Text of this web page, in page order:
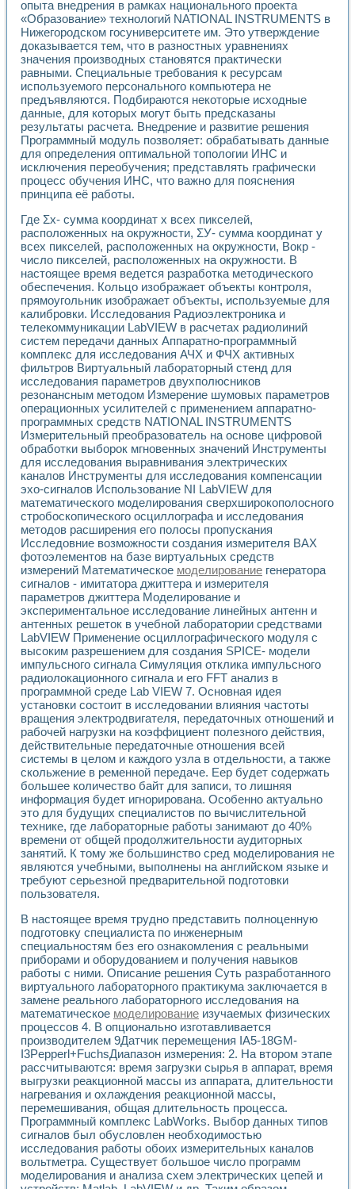
Лабораторные практикумы по информационно-
Виртуальный измеритель частотных характеристик на
Лабораторный практикум по основам теории Коммутации
Разработка виртуальной лабораторной работы
Виртуальные практикумы по электротехнике в среде
Из опыта внедрения в рамках национального проекта
Исследование эффективности решателей
Опыт разработки LabVIEW лабораторных практикумов
Проблемы повышения качества образования и
Развитие LabVIEW лабораторного практикума по
Разработка виртуальной лаборатории по электротехнике
Усовершенствованные алгоритмы частотного анализа
Об опыте работы учебного центра «Технологии
Система диагностики двигателей постоянного тока
Автоматизированный стенд формирования
Лабораторный практикум по курсу ИИС на базе
Партнеры
Академические и отраслевые институты
Учебные заведения
Бизнес
Контакты
опыта внедрения в рамках национального проекта
«Образование» технологий NATIONAL INSTRUMENTS в
Нижегородском госуниверситете им. Это утверждение
доказывается тем, что в разностных уравнениях
значения производных становятся практически
равными. Специальные требования к ресурсам
используемого персонального компьютера не
предъявляются. Подбираются некоторые исходные
данные, для которых могут быть предсказаны
результаты расчета. Внедрение и развитие решения
Программный модуль позволяет: обрабатывать данные
для определения оптимальной топологии ИНС и
исключения переобучения; представлять графически
процесс обучения ИНС, что важно для пояснения
принципа её работы.
Где Σх- сумма координат х всех пикселей,
расположенных на окружности, ΣУ- сумма координат у
всех пикселей, расположенных на окружности, Вокр -
число пикселей, расположенных на окружности. В
настоящее время ведется разработка методического
обеспечения. Кольцо изображает объекты контроля,
прямоугольник изображает объекты, используемые для
калибровки. Исследования Радиоэлектроника и
телекоммуникации LabVIEW в расчетах радиолиний
систем передачи данных Аппаратно-программный
комплекс для исследования АЧХ и ФЧХ активных
фильтров Виртуальный лабораторный стенд для
исследования параметров двухполюсников
резонансным методом Измерение шумовых параметров
операционных усилителей с применением аппаратно-
программных средств NATIONAL INSTRUMENTS
Измерительный преобразователь на основе цифровой
обработки выборок мгновенных значений Инструменты
для исследования выравнивания электрических
каналов Инструменты для исследования компенсации
эхо-сигналов Использование NI LabVIEW для
математического моделирования сверхширокополосного
стробоскопического осциллографа и исследования
методов расширения его полосы пропускания
Исследовние возможности создания измерителя ВАХ
фотоэлементов на базе виртуальных средств
измерений Математическое моделирование генератора
сигналов - имитатора джиттера и измерителя
параметров джиттера Моделирование и
экспериментальное исследование линейных антенн и
антенных решеток в учебной лаборатории средствами
LabVIEW Применение осциллографического модуля с
высоким разрешением для создания SPICE- модели
импульсного сигнала Симуляция отклика импульсного
радиолокационного сигнала и его FFT анализ в
программной среде Lab VIEW 7. Основная идея
установки состоит в исследовании влияния частоты
вращения электродвигателя, передаточных отношений и
рабочей нагрузки на коэффициент полезного действия,
действительные передаточные отношения всей
системы в целом и каждого узла в отдельности, а также
скольжение в ременной передаче. Еер будет содержать
большее количество байт для записи, то лишняя
информация будет игнорирована. Особенно актуально
это для будущих специалистов по вычислительной
технике, где лабораторные работы занимают до 40%
времени от общей продолжительности аудиторных
занятий. К тому же большинство сред моделирования не
являются учебными, выполнены на английском языке и
требуют серьезной предварительной подготовки
пользователя.
В настоящее время трудно представить полноценную
подготовку специалиста по инженерным
специальностям без его ознакомления с реальными
приборами и оборудованием и получения навыков
работы с ними. Описание решения Суть разработанного
виртуального лабораторного практикума заключается в
замене реального лабораторного исследования на
математическое моделирование изучаемых физических
процессов 4. В опционально изготавливается
производителем 9Датчик перемещения IA5-18GM-
I3Pepperl+FuchsДиапазон измерения: 2. На втором этапе
рассчитываются: время загрузки сырья в аппарат, время
выгрузки реакционной массы из аппарата, длительности
нагревания и охлаждения реакционной массы,
перемешивания, общая длительность процесса.
Программный комплекс LabWorks. Выбор данных типов
сигналов был обусловлен необходимостью
исследования работы обоих измерительных каналов
вольтметра. Существует большое число программ
моделирования и анализа схем электрических цепей и